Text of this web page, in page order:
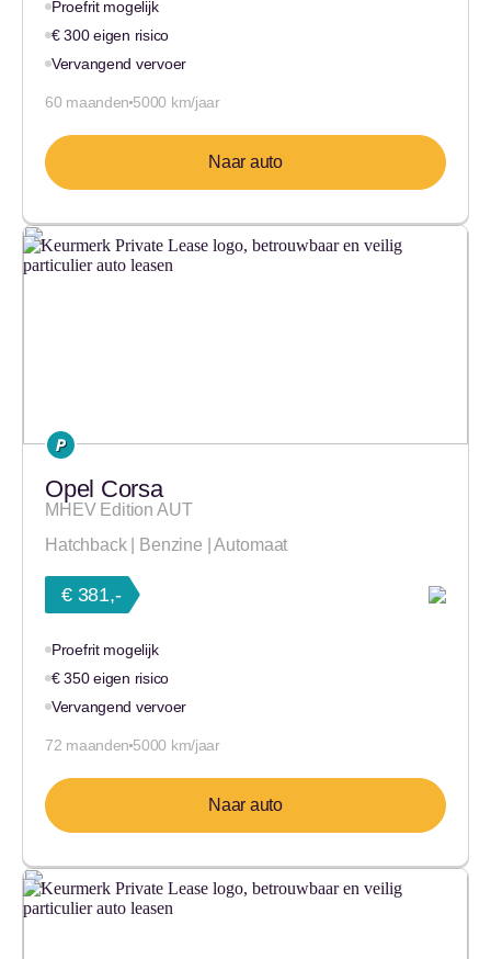
Proefrit mogelijk
€ 300 eigen risico
Vervangend vervoer
60 maanden 5000 km/jaar
Naar auto
Opel Corsa
MHEV Edition AUT
Hatchback | Benzine | Automaat
€ 381,-
Proefrit mogelijk
€ 350 eigen risico
Vervangend vervoer
72 maanden 5000 km/jaar
Naar auto